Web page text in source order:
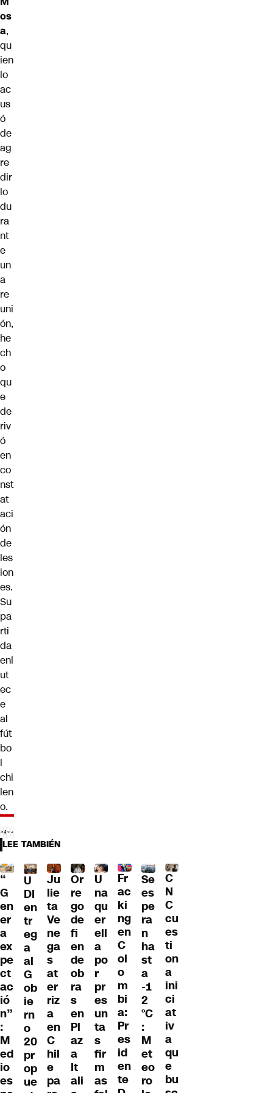
os
a,
qu
ien
lo
ac
us
ó
de
ag
re
dir
lo
du
ra
nt
e
un
a
re
uni
ón,
he
ch
o
qu
e
de
riv
ó
en
co
nst
at
aci
ón
de
les
ion
es.
Su
pa
rti
da
enl
ut
ec
e
al
fút
bo
l
chi
len
o.
LEE TAMBIÉN
“
G
en
er
a
ex
pe
ct
ac
ió
n”
:
M
ed
io
es
U
DI
en
tr
eg
a
al
G
ob
ie
rn
o
20
pr
op
ue
Ju
lie
ta
Ve
ne
ga
s
at
er
riz
a
en
C
hil
e
pa
Or
re
go
de
fi
en
de
ob
ra
s
en
Pl
az
a
It
ali
U
na
qu
er
ell
a
po
r
pr
es
un
ta
s
fir
m
as
Fr
ac
ki
ng
en
C
ol
o
m
bi
a:
Pr
es
id
en
te
Se
es
pe
ra
n
ha
st
a
-1
2
°C
:
M
et
eo
ro
C
N
C
cu
es
ti
on
a
ini
ci
at
iv
a
qu
e
bu